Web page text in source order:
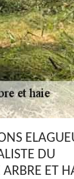
DU
ET